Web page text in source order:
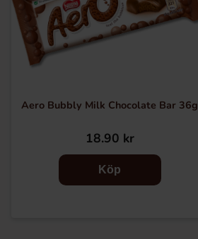
Aero Bubbly Milk Chocolate Bar 36g
18.90 kr
Köp